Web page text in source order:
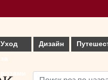
Уход
Дизайн